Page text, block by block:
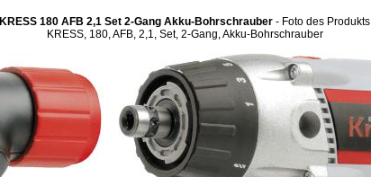
KRESS 180 AFB 2,1 Set 2-Gang Akku-Bohrschrauber - Foto des Produkts
KRESS, 180, AFB, 2,1, Set, 2-Gang, Akku-Bohrschrauber